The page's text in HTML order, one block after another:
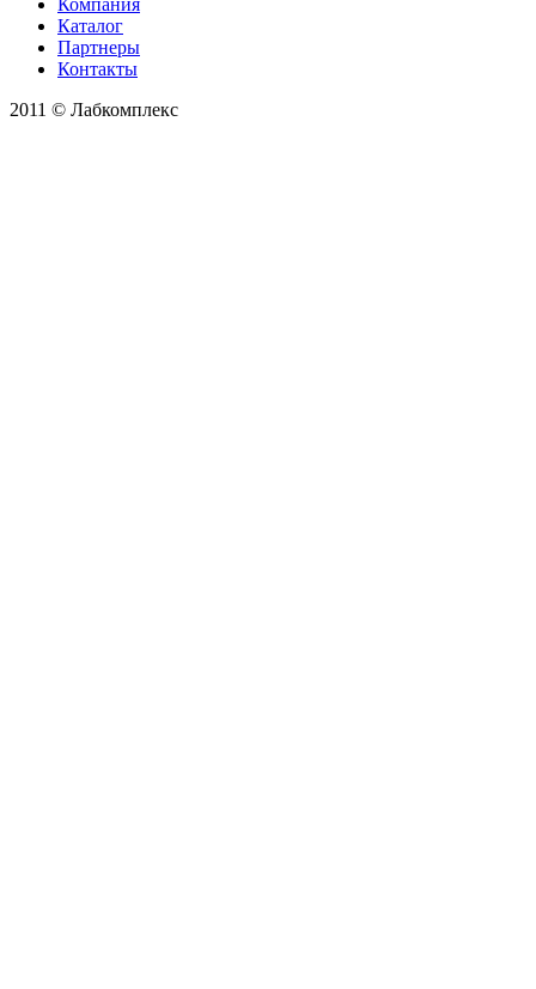
Компания
Каталог
Партнеры
Контакты
2011 © Лабкомплекс